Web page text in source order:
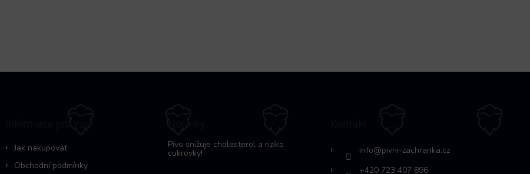
Jak nakupovat
Obchodní podmínky
Pivo snižuje cholesterol a riziko
cukrovky! info@pivni-zachranka.cz
+420 723 407 896